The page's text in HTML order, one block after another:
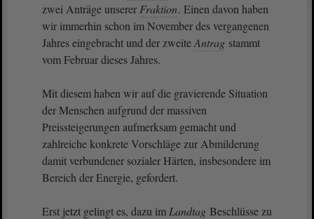
zwei Anträge unserer Fraktion. Einen davon haben
wir immerhin schon im November des vergangenen
Jahres eingebracht und der zweiteAntrag stammt
vom Februar dieses Jahres.
Mit diesem haben wir auf die gravierende Situation
der Menschen aufgrund der massiven
Preissteigerungen aufmerksam gemacht und
zahlreiche konkrete Vorschläge zur Abmilderung
damit verbundener sozialer Härten, insbesondere im
Bereich der Energie, gefordert.
Erst jetzt gelingt es, dazu im Landtag Beschlüsse zu